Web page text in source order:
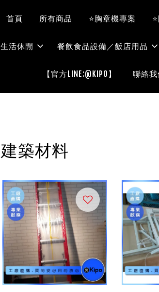
首頁 所有商品 ⭐胸章機專案
生活休閒 餐飲食品設備／飯店用品
【官方LINE:@KIPO】 聯絡
建築材料